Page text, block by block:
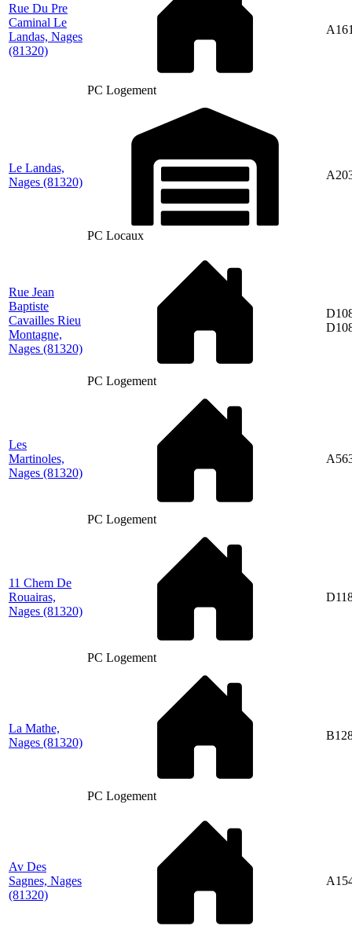
Rue Du Pre
Caminal Le
Landas, Nages
(81320)
PC Logement
Le Landas,
Nages (81320)
PC Locaux
Rue Jean
Baptiste
Cavailles Rieu
Montagne,
Nages (81320)
PC Logement
Les
Martinoles,
Nages (81320)
PC Logement
11 Chem De
Rouairas,
Nages (81320)
PC Logement
La Mathe,
Nages (81320)
PC Logement
Av Des
Sagnes, Nages
(81320)